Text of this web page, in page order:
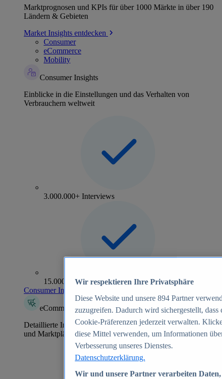
Marktprognosen und KPIs für über 1000 Märkte in über 190
Ländern & Gebieten
Market Insights entdecken
Consumer
eCommerce
Mobility
Consumer Insights
Einblicke in die Einstellungen und das Verhalten von
Verbrauchern weltweit
3.000.000+ Interviews
15.000+ Marken
Consumer Insights entdecken
eCommerce Insights
Detaillierte Informationen zu mehr als 39.000 Online-Shops
und Marktplätzen
Wir respektieren Ihre Privatsphäre
Diese Website und unsere 894 Partner
zuzugreifen. Dadurch wird sichergestellt,
Cookie-Präferenzen jederzeit verwalten.
diese Mittel verwenden, um Informationen
Verbesserung unseres Dienstes.
Datenschutzerklärung.
Wir und unsere Partner verarbeiten